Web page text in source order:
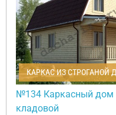
КАРКАС ИЗ СТРОГАНОЙ
№134 Каркасный дом
кладовой